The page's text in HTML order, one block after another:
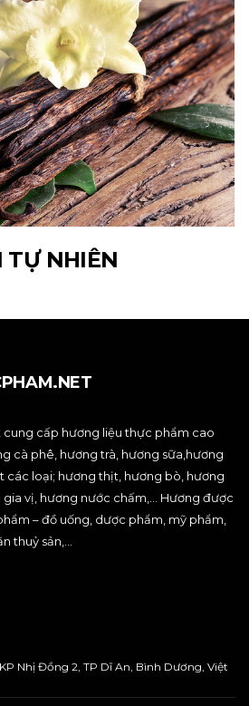
TỰ NHIÊN
cấp hương liệu thực phẩm cao
cà phê, hương trà, hương sữa,hương
các loại; hương thịt, hương bò, hương
gia vị, hương nước chấm,… Hương được
– đồ uống, dược phẩm, mỹ phẩm,
thuỷ sản,…
Nhị Đồng 2, TP Dĩ An, Bình Dương, Việt